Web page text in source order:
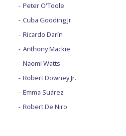
Peter O'Toole
Cuba Gooding Jr.
Ricardo Darín
Anthony Mackie
Naomi Watts
Robert Downey Jr.
Emma Suárez
Robert De Niro